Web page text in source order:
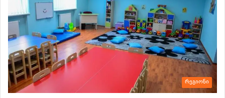
რეგიონი